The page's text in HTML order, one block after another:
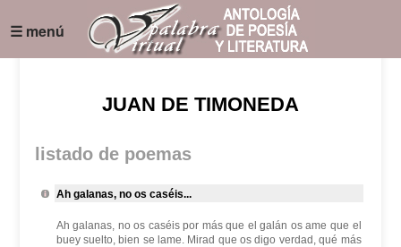
☰ menú
JUAN DE TIMONEDA
listado de poemas
Ah galanas, no os caséis...
Ah galanas, no os caséis por más que el galán os ame que el
buey suelto, bien se lame. Mirad que os digo verdad, qué más